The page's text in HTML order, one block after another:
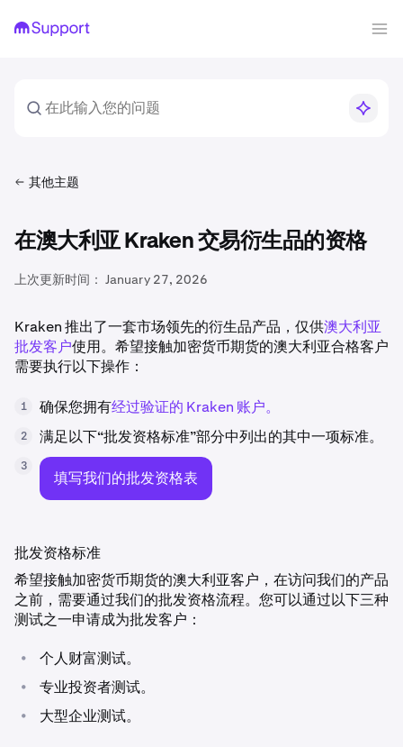
其他主题
在澳大利亚 Kraken 交易衍生品的资格
上次更新时间： January 27, 2026
Kraken 推出了一套市场领先的衍生品产品，仅供澳大利亚
批发客户使用。希望接触加密货币期货的澳大利亚合格客户
需要执行以下操作：
1 确保您拥有经过验证的 Kraken 账户。
2 满足以下“批发资格标准”部分中列出的其中一项标准。
3
填写我们的批发资格表
批发资格标准
希望接触加密货币期货的澳大利亚客户，在访问我们的产品
之前，需要通过我们的批发资格流程。您可以通过以下三种
测试之一申请成为批发客户：
• 个人财富测试。
• 专业投资者测试。
• 大型企业测试。